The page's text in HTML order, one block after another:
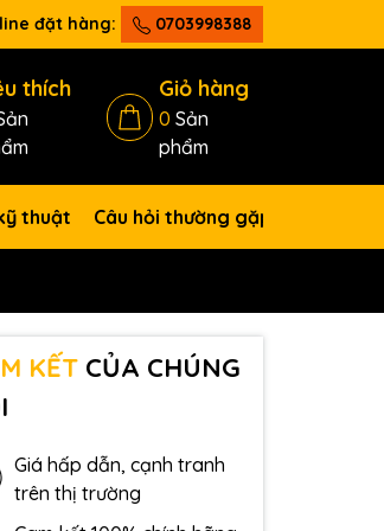
đặt hàng: 0703998388
thích Giỏ hàng
0 Sản
phẩm
thuật Câu hỏi thường gặp
KẾTCỦA CHÚNG
Giá hấp dẫn, cạnh tranh
trên thị trường